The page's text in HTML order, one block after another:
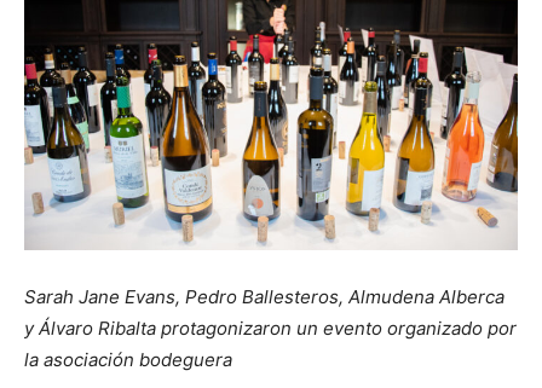
Sarah Jane Evans, Pedro Ballesteros, Almudena Alberca
y Álvaro Ribalta protagonizaron un evento organizado por
la asociación bodeguera